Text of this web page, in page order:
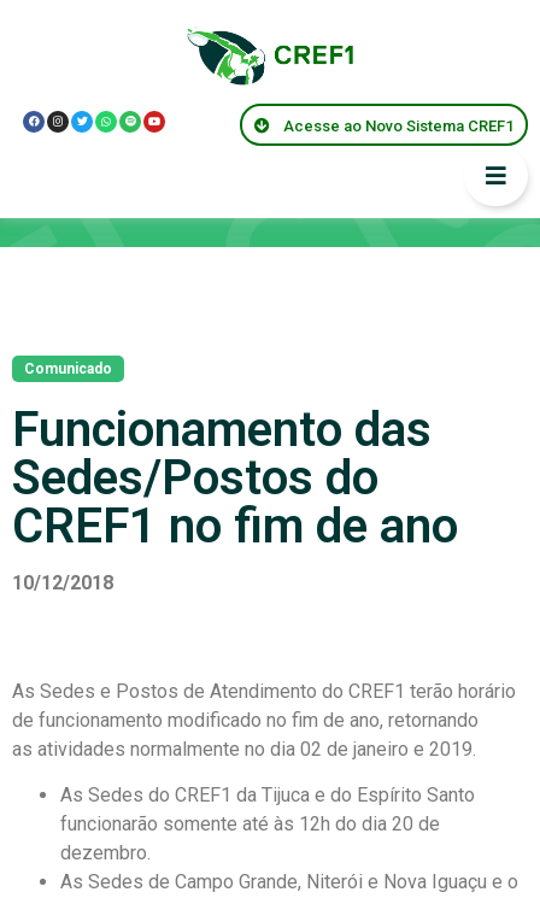
Acesse ao Novo Sistema CREF1
Comunicado
Funcionamento das
Sedes/Postos do
CREF1 no fim de ano
10/12/2018
As Sedes e Postos de Atendimento do CREF1 terão horário
de funcionamento modificado no fim de ano, retornando
as atividades normalmente no dia 02 de janeiro e 2019.
As Sedes do CREF1 da Tijuca e do Espírito Santo
funcionarão somente até às 12h do dia 20 de
dezembro.
As Sedes de Campo Grande, Niterói e Nova Iguaçu e o